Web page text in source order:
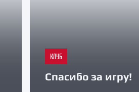
КЛУБ
Спасибо за игру!